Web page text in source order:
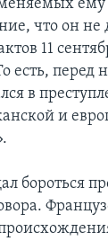
ему
что он
11
есть, перед
в
и
бороться